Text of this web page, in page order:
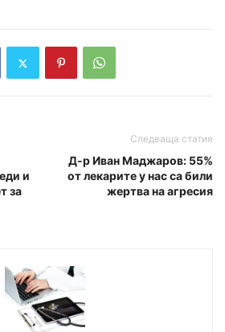
и
за
Следваща статия
Д-р Иван Маджаров: 55%
от лекарите у нас са били
жертва на агресия